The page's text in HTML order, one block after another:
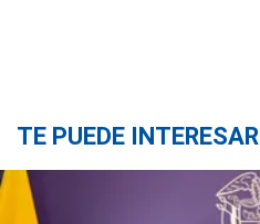
TE PUEDE INTERESAR